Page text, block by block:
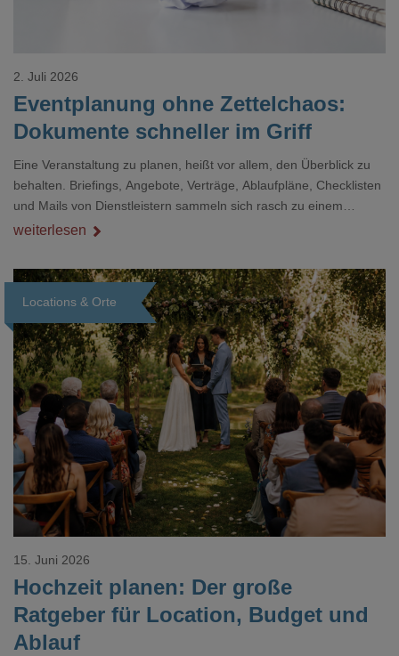
Eventplanung ohne Zettelchaos:
Dokumente schneller im Griff
2. Juli 2026
Eine Veranstaltung zu planen, heißt vor allem, den Überblick zu
behalten. Briefings, Angebote, Verträge, Ablaufpläne, Checklisten
und Mails von Dienstleistern sammeln sich rasch zu einem
unübersichtlichen Stapel. Wer schon einmal kurz vor einem Event
Dokument gesucht hat, kennt das mulmige Gefühl.
weiterlesen
Locations & Orte
Loading...
Hochzeit planen: Der große
Ratgeber für Location, Budget und
Ablauf
15. Juni 2026